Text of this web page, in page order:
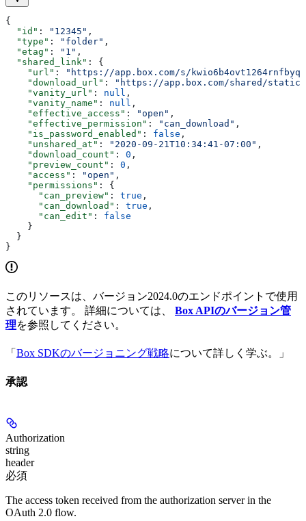
{
  "id"
: "12345" ,
  "type"
: "folder" ,
  "etag"
: "1" ,
  "shared_link"
: {
    "url"
:
"https://app.box.com/s/
    "download_url"
:
"https://app.box.com/shared/static/
    "vanity_url"
: null ,
    "vanity_name"
: null ,
    "effective_access"
: "open" ,
    "effective_permission"
: "can_download" ,
    "is_password_enabled"
: false ,
    "unshared_at"
: "2020-09-21T10:34:41-07:00" ,
    "download_count"
: 0 ,
    "preview_count"
: 0 ,
    "access"
: "open" ,
    "permissions"
: {
      "can_preview"
: true ,
      "can_download"
: true ,
      "can_edit"
: false
    }
  }
}
このリソースは、バージョン2024.0のエンドポイントで使用
されています。 詳細については、 Box APIのバージョン管
理を参照してください。
「 Box SDKのバージョニング戦略について詳しく学ぶ。」
承認
Authorization
string
header
必須
The access token received from the authorization server in the
OAuth 2.0 flow.